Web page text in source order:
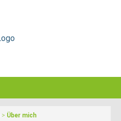
> Über mich